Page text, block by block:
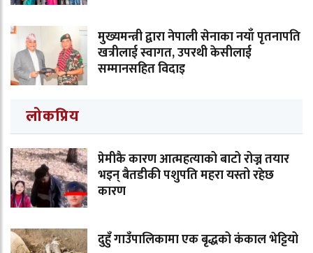
मुख्यमन्त्री द्वारा नेपाली सेनाका नयाँ पृतनापति
खत्रीलाई स्वागत, उपरथी केसीलाई
सम्मानसहित विदाइ
लोकप्रिय
प्रेमीकै कारण आत्महत्याको बाटो रोज्न तयार
भइन् बैतडीकी पशुपति महरा यस्तो रहेछ
कारण
दुहुँ गाउँपालिकामा एक बृद्धको कंकाल भेट्टियो